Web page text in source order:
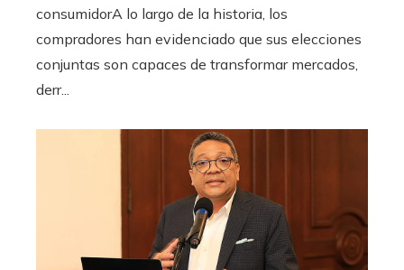
consumidorA lo largo de la historia, los
compradores han evidenciado que sus elecciones
conjuntas son capaces de transformar mercados,
derr...